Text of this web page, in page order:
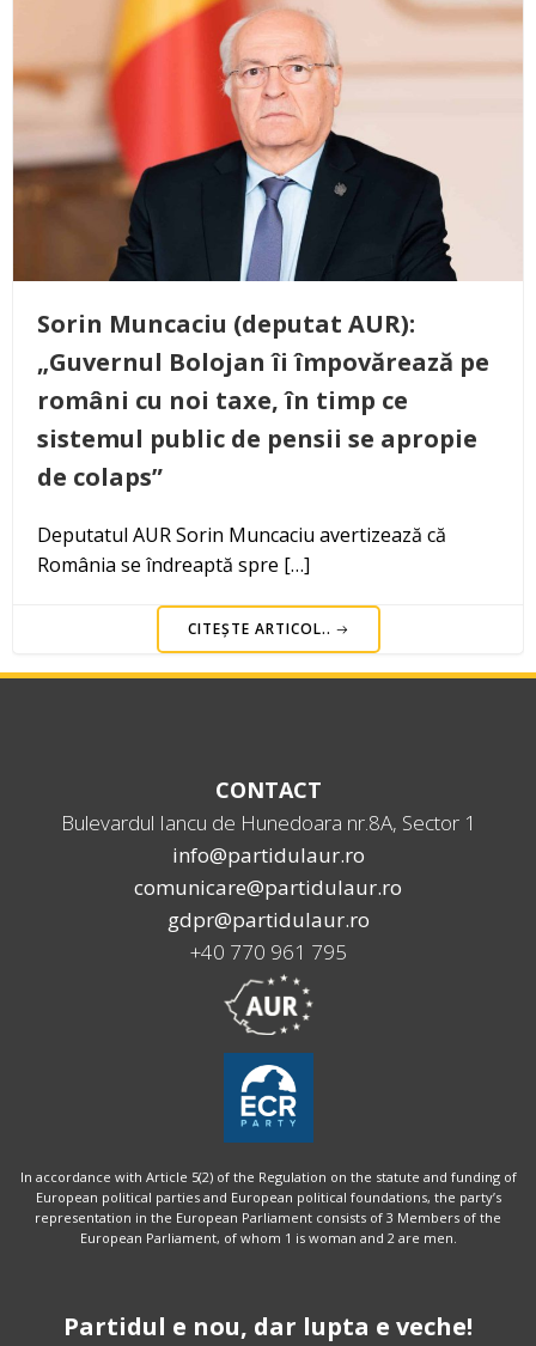
Sorin Muncaciu (deputat AUR):
„Guvernul Bolojan îi împovărează pe
români cu noi taxe, în timp ce
sistemul public de pensii se apropie
de colaps”
Deputatul AUR Sorin Muncaciu avertizează că
România se îndreaptă spre […]
CITEȘTE ARTICOL..
CONTACT
Bulevardul Iancu de Hunedoara nr.8A, Sector 1
info@partidulaur.ro
comunicare@partidulaur.ro
gdpr@partidulaur.ro
+40 770 961 795
In accordance with Article 5(2) of the Regulation on the statute and funding of
European political parties and European political foundations, the party’s
representation in the European Parliament consists of 3 Members of the
European Parliament, of whom 1 is woman and 2 are men.
Partidul e nou, dar lupta e veche!